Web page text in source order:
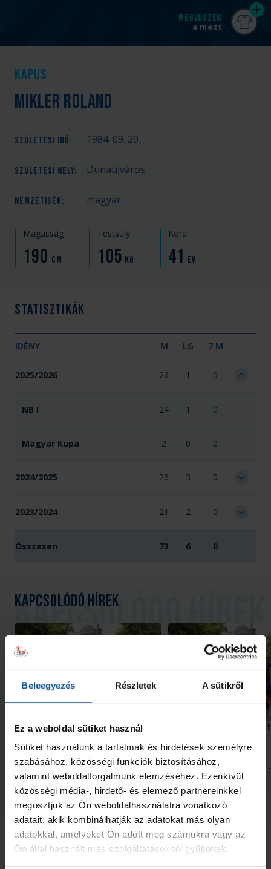
Beleegyezés Részletek A sütikről
Ez a weboldal sütiket használ
Sütiket használunk a tartalmak és hirdetések személyre
szabásához, közösségi funkciók biztosításához,
valamint weboldalforgalmunk elemzéséhez. Ezenkívül
közösségi média-, hirdető- és elemező partnereinkkel
megosztjuk az Ön weboldalhasználatra vonatkozó
adatait, akik kombinálhatják az adatokat más olyan
adatokkal, amelyeket Ön adott meg számukra vagy az
Ön által használt más szolgáltatásokból gyűjtöttek.
Kapus
Mikler Roland
SZÜLETÉSI IDŐ: 1984. 09. 20.
SZÜLETÉSI HELY: Dunaújváros
NEMZETISÉG: magyar
Magasság
190 cm
Testsúly
105 kg
Kora
41 év
MEGVESZEM
a mezt
Statisztikák
IDÉNY M LG 7 M
2025/2026 26 1 0
NB I 24 1 0
Magyar Kupa 2 0 0
2024/2025 26 3 0
2023/2024 21 2 0
Összesen 73 6 0
Kapcsolódó hírek
Megnézem az összeset
Galéria
Handball Family 2026. aug. 07.
#kékek Tour 1. állomás:
Handball Family 2026. aug.
Közönségsiker a